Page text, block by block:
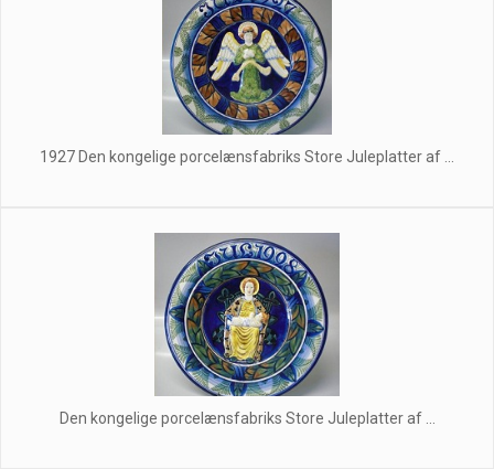
1927 Den kongelige porcelænsfabriks Store Juleplatter af ...
Den kongelige porcelænsfabriks Store Juleplatter af ...